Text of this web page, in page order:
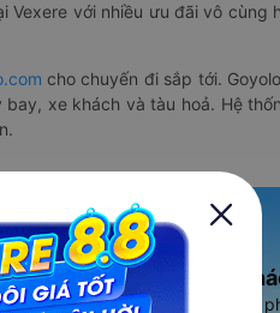
với nhiều ưu đãi vô cùng
cho chuyến đi sắp tới.
xe khách và tàu hoả. Hệ
Ứng dụng đặt vé Xe
Vexere - ứng dụng đặt vé đa